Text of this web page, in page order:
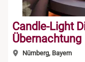
Candle-Light
Übernachtung
Nürnberg, Bayern